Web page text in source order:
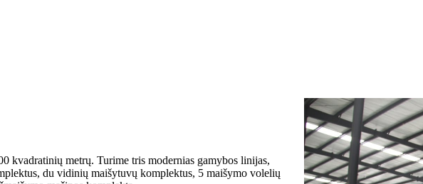
kvadratinių metrų. Turime tris modernias gamybos linijas,
du vidinių maišytuvų komplektus, 5 maišymo volelių